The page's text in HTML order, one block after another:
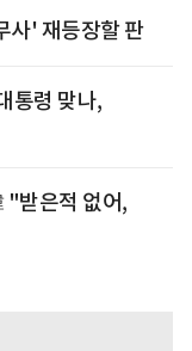
사' 재등장할 판
통령 맞나,
"받은적 없어,